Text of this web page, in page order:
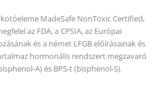
MadeSafe NonToxic Certified,
az FDA, a CPSIA, az Európai
és a német LFGB előírásainak és
hormonális rendszert megzavaró
A) és BPS-t (bisphenol-S).